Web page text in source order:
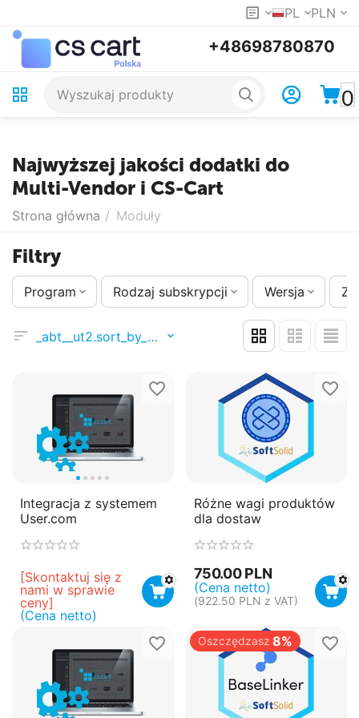
PL PLN
+48698780870
0
Najwyższej jakości dodatki do
Multi-Vendor i CS-Cart
Strona główna / Moduły
Filtry
Program Rodzaj subskrypcji Wersja
_abt__ut2.sort_by_position_
Integracja z systemem
User.com
[Skontaktuj się z
nami w sprawie
ceny]
(Cena netto)
Różne wagi produktów
dla dostaw
750.00 PLN
(Cena netto)
(922.50 PLN z VAT)
Oszczędzasz 8%